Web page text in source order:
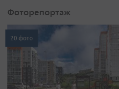
Фоторепортаж
20 фото